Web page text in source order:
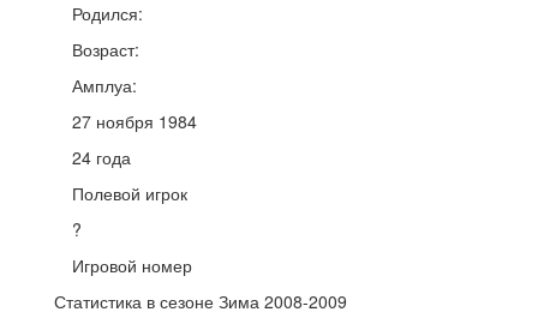
Родился:
Возраст:
Амплуа:
27 ноября 1984
24 года
Полевой игрок
?
Игровой номер
Статистика в сезоне Зима 2008-2009